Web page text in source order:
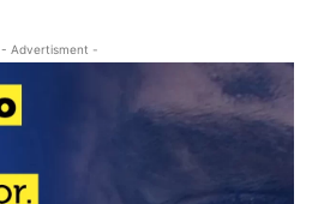
- Advertisment -